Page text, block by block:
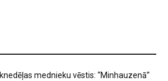
Iknedēļas mednieku vēstis: “Minhauzenā”